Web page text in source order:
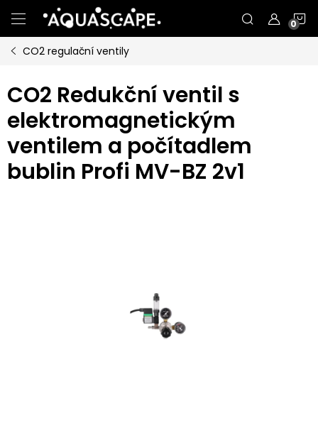
na
obsah
CO2 regulační ventily
CO2 Redukční ventil s
elektromagnetickým
ventilem a počítadlem
bublin Profi MV-BZ 2v1